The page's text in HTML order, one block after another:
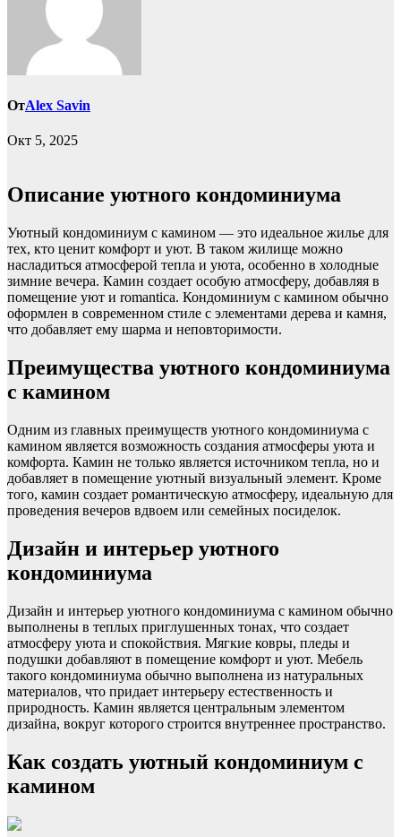
ОтAlex Savin
Окт 5, 2025
Описание уютного кондоминиума
Уютный кондоминиум с камином — это идеальное жилье для
тех, кто ценит комфорт и уют. В таком жилище можно
насладиться атмосферой тепла и уюта, особенно в холодные
зимние вечера. Камин создает особую атмосферу, добавляя в
помещение уют и romantica. Кондоминиум с камином обычно
оформлен в современном стиле с элементами дерева и камня,
что добавляет ему шарма и неповторимости.
Преимущества уютного кондоминиума
с камином
Одним из главных преимуществ уютного кондоминиума с
камином является возможность создания атмосферы уюта и
комфорта. Камин не только является источником тепла, но и
добавляет в помещение уютный визуальный элемент. Кроме
того, камин создает романтическую атмосферу, идеальную для
проведения вечеров вдвоем или семейных посиделок.
Дизайн и интерьер уютного
кондоминиума
Дизайн и интерьер уютного кондоминиума с камином обычно
выполнены в теплых приглушенных тонах, что создает
атмосферу уюта и спокойствия. Мягкие ковры, пледы и
подушки добавляют в помещение комфорт и уют. Мебель
такого кондоминиума обычно выполнена из натуральных
материалов, что придает интерьеру естественность и
природность. Камин является центральным элементом
дизайна, вокруг которого строится внутреннее пространство.
Как создать уютный кондоминиум с
камином